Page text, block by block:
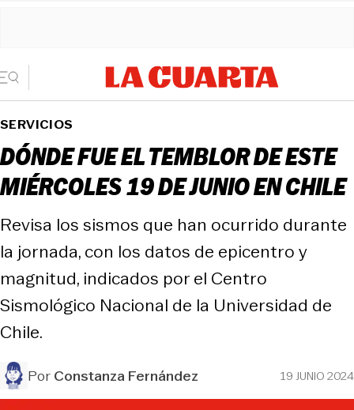
SERVICIOS
DÓNDE FUE EL TEMBLOR DE ESTE
MIÉRCOLES 19 DE JUNIO EN CHILE
Revisa los sismos que han ocurrido durante
la jornada, con los datos de epicentro y
magnitud, indicados por el Centro
Sismológico Nacional de la Universidad de
Chile.
PorConstanza Fernández 19 JUNIO 2024